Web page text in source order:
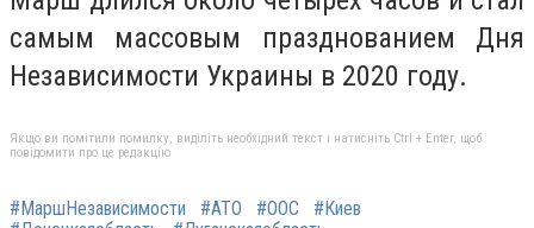
самым массовым празднованием Дня
Независимости Украины в 2020 году.
Якщо ви помітили помилку, виділіть необхідний текст і натисніть Ctrl + Enter, щоб
повідомити про це редакцію
#МаршНезависимости #АТО #ООС
#Киев